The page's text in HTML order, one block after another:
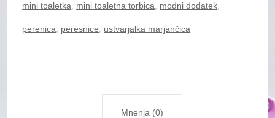
mini toaletka mini toaletna torbica modni dodatek
perenica peresnice ustvarjalka marjančica
Mnenja (0)